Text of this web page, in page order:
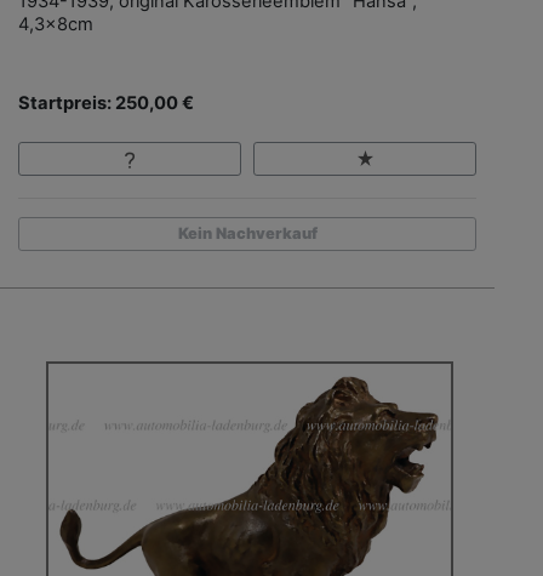
4,3x8cm
Startpreis: 250,00 €
Kein Nachverkauf